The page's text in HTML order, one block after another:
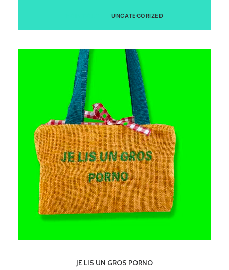
UNCATEGORIZED
JE LIS UN GROS PORNO